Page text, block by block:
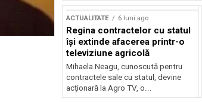
ACTUALITATE 6 luni ago
Regina contractelor cu statul
își extinde afacerea printr-o
televiziune agricolă
Mihaela Neagu, cunoscută pentru
contractele sale cu statul, devine
acționară la Agro TV, o...